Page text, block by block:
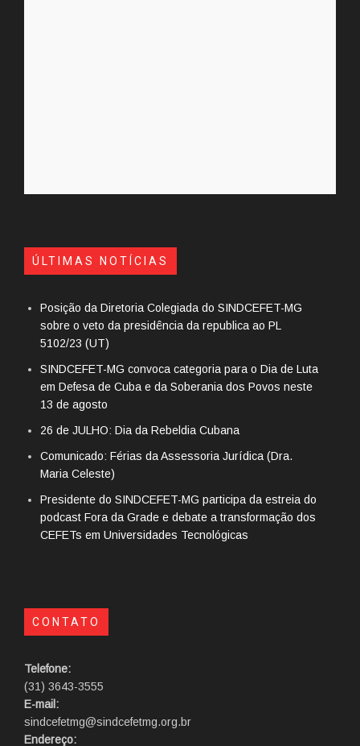
ÚLTIMAS NOTÍCIAS
Posição da Diretoria Colegiada do SINDCEFET-MG
sobre o veto da presidência da republica ao PL
5102/23 (UT)
SINDCEFET-MG convoca categoria para o Dia de Luta
em Defesa de Cuba e da Soberania dos Povos neste
13 de agosto
26 de JULHO: Dia da Rebeldia Cubana
Comunicado: Férias da Assessoria Jurídica (Dra.
Maria Celeste)
Presidente do SINDCEFET-MG participa da estreia do
podcast Fora da Grade e debate a transformação dos
CEFETs em Universidades Tecnológicas
CONTATO
Telefone:
(31) 3643-3555
E-mail:
sindcefetmg@sindcefetmg.org.br
Endereço: